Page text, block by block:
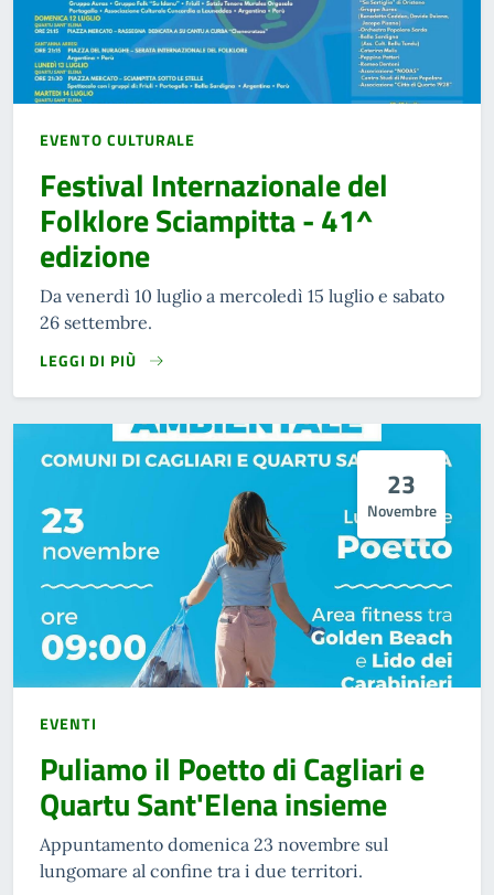
EVENTO CULTURALE
Festival Internazionale del
Folklore Sciampitta - 41^
edizione
Da venerdì 10 luglio a mercoledì 15 luglio e sabato
26 settembre.
LEGGI DI PIÙ
23
Novembre
EVENTI
Puliamo il Poetto di Cagliari e
Quartu Sant'Elena insieme
Appuntamento domenica 23 novembre sul
lungomare al confine tra i due territori.